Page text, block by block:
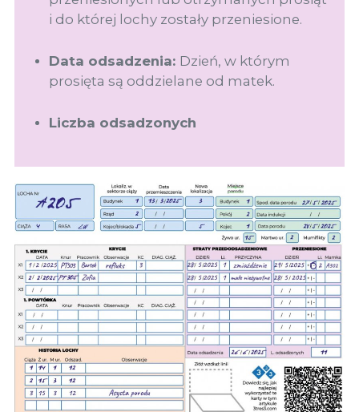
i do której lochy zostały przeniesione.
Data odsadzenia: Dzień, w którym
prosięta są oddzielane od matek.
Liczba odsadzonych